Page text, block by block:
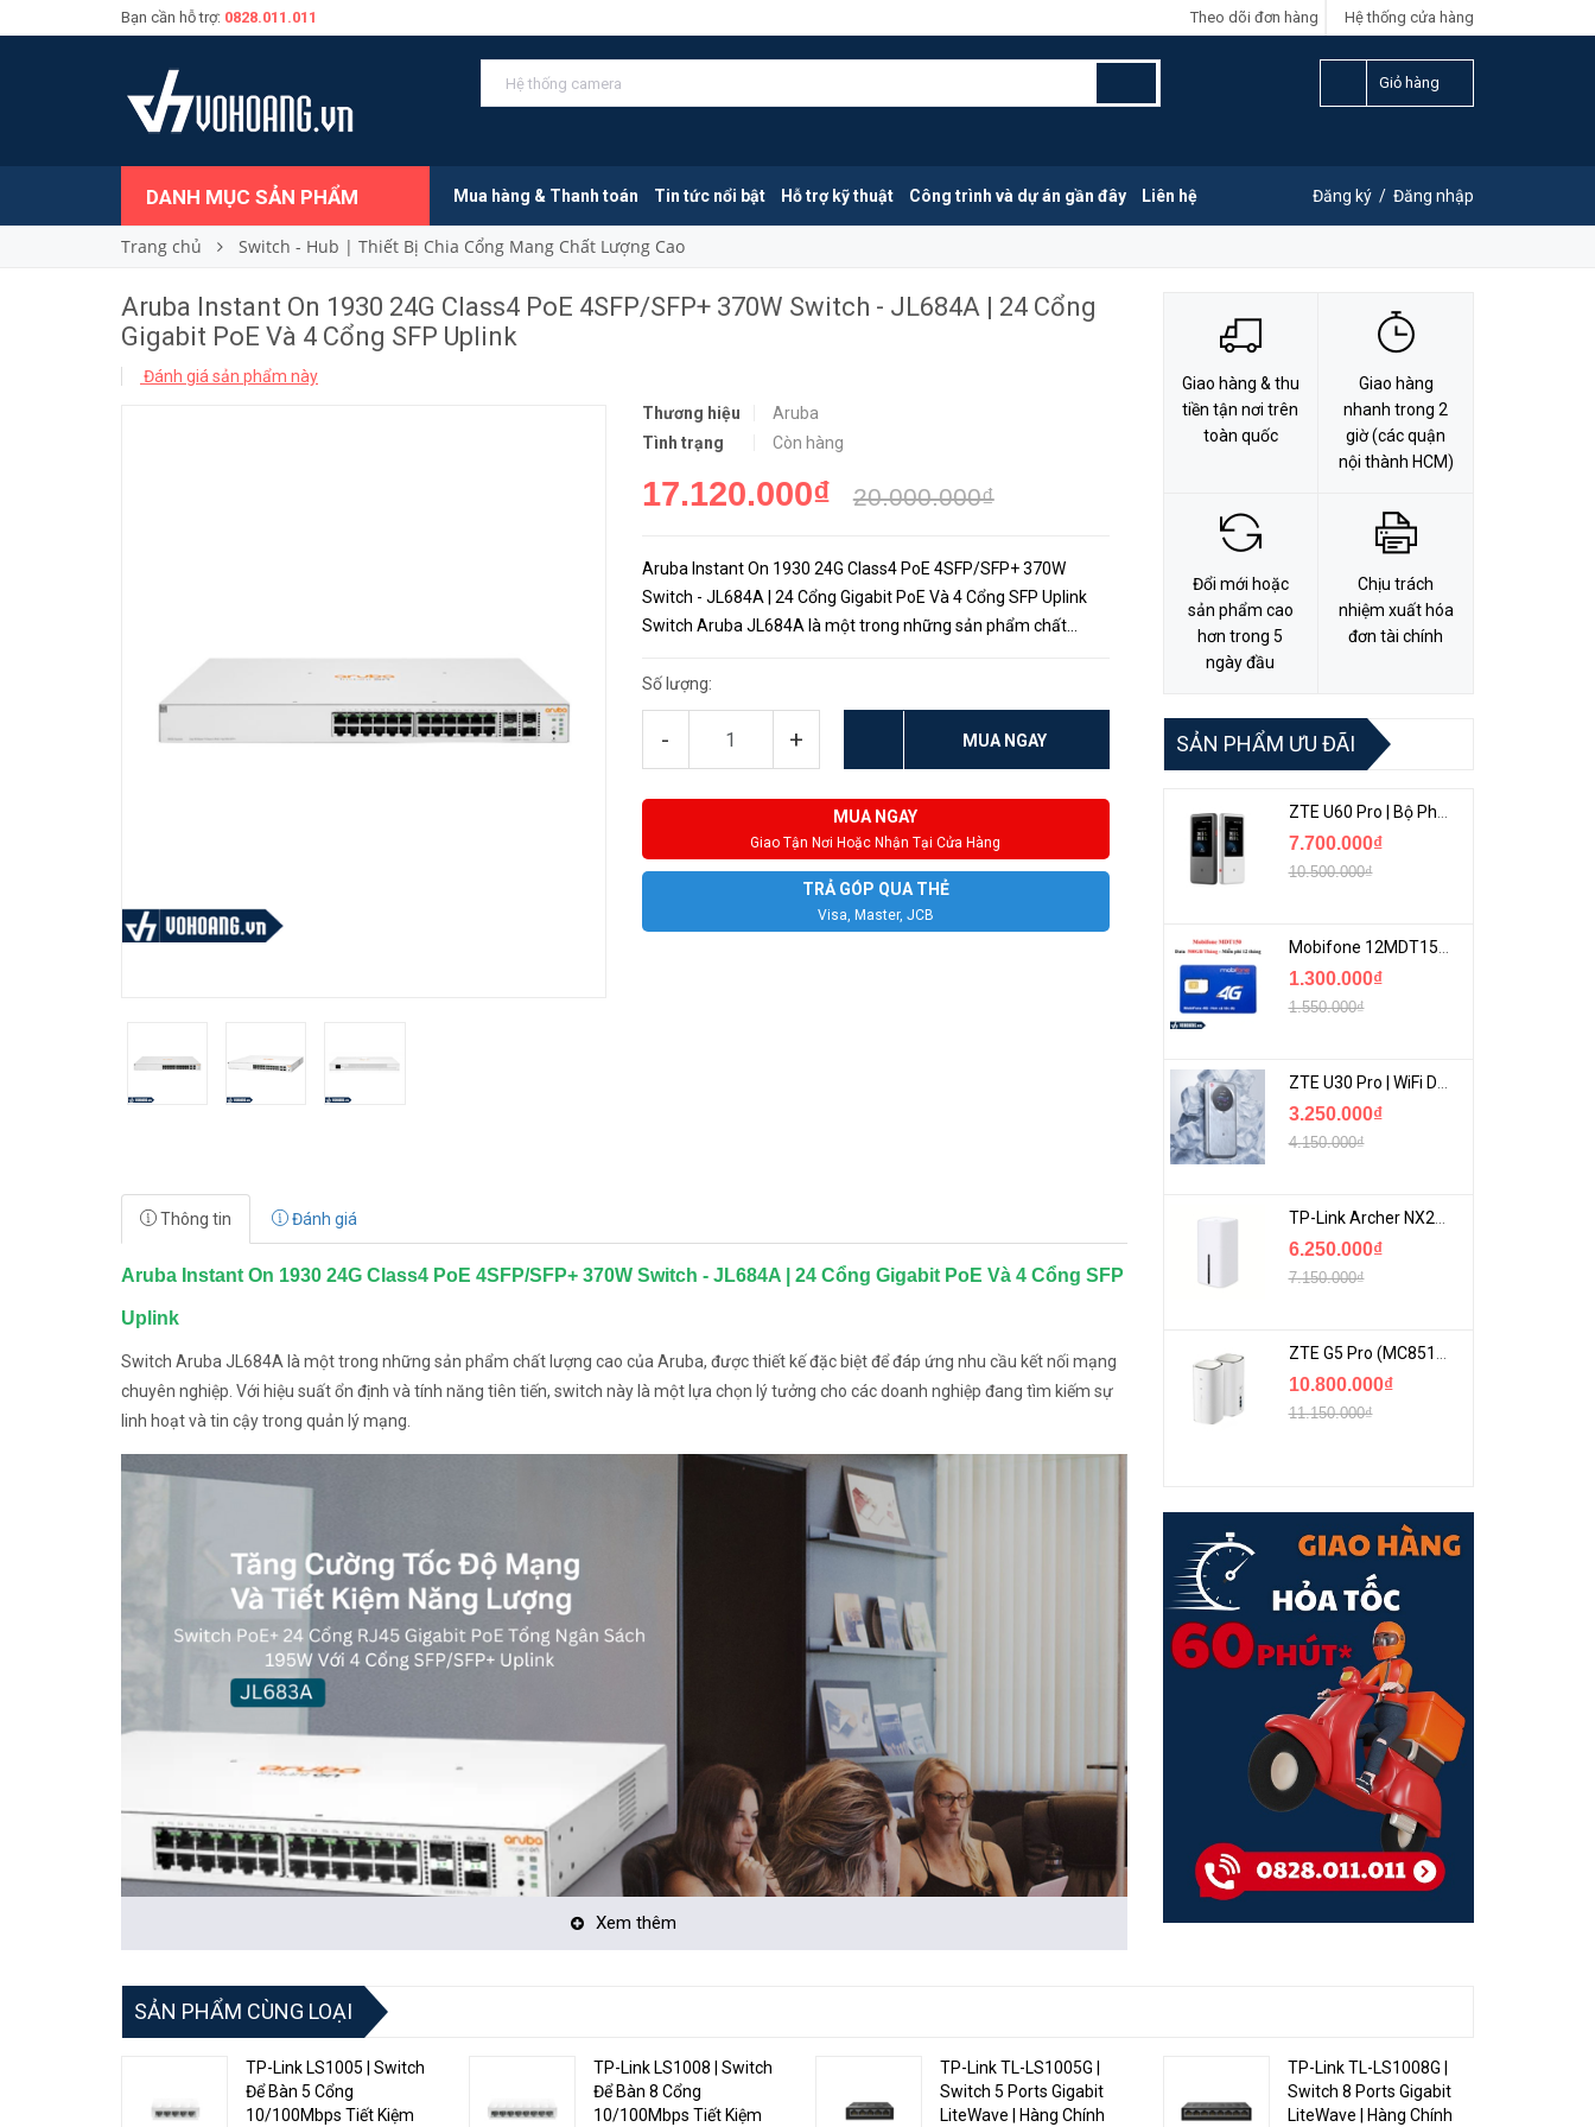
Bạn cần hỗ trợ: 0828.011.011 Hệ thống cửa hàng
Theo dõi đơn hàng
Giỏ hàng
DANH MỤC SẢN PHẨM Mua hàng & Thanh toán Tin tức nổi bật Hỗ trợ kỹ thuật Công trình và dự án gần đây Liên hệ Đăng ký / Đăng nhập
Trang chủ Switch - Hub | Thiết Bị Chia Cổng Mang Chất Lượng Cao
Aruba Instant On 1930 24G Class4 PoE 4SFP/SFP+ 370W Switch - JL684A | 24 Cổng
Gigabit PoE Và 4 Cổng SFP Uplink
Đánh giá sản phẩm này
Thương hiệu
Aruba
Tình trạng
Còn hàng
17.120.000₫ 20.000.000₫
Aruba Instant On 1930 24G Class4 PoE 4SFP/SFP+ 370W
Switch - JL684A | 24 Cổng Gigabit PoE Và 4 Cổng SFP Uplink
Switch Aruba JL684A là một trong những sản phẩm chất
cầu kết nối mạng ch...
Số lượng:
- + MUA NGAY
MUA NGAY
Giao Tận Nơi Hoặc Nhận Tại Cửa Hàng
TRẢ GÓP QUA THẺ
Visa, Master, JCB
MUA NGAY LIÊN HỆ ĐẶT HÀNG
Thông tin Đánh giá
Aruba Instant On 1930 24G Class4 PoE 4SFP/SFP+ 370W Switch - JL684A | 24 Cổng Gigabit PoE Và 4 Cổng SFP
Uplink
Switch Aruba JL684A là một trong những sản phẩm chất lượng cao của Aruba, được thiết kế đặc biệt để đáp ứng nhu cầu kết nối mạng
chuyên nghiệp. Với hiệu suất ổn định và tính năng tiên tiến, switch này là một lựa chọn lý tưởng cho các doanh nghiệp đang tìm kiếm sự
linh hoạt và tin cậy trong quản lý mạng.
2. Thông Số Nổi Bật:
Hiệu Suất Cao:- Với tốc độ truyền dữ liệu lên đến 1 Gigabit Ethernet và 10 Gigabit Ethernet, switch Aruba JL684A đảm bảo hiệu suất
mạng đỉnh cao cho các ứng dụng đòi hỏi băng thông lớn.
Khả Năng Mở Rộng:- Với 48 cổng Gigabit Ethernet và 4 cổng 10-Gigabit SFP+, switch này cung cấp khả năng mở rộng cho hệ thống
Xem thêm
Giao hàng & thu
tiền tận nơi trên
toàn quốc
Giao hàng
nhanh trong 2
giờ (các quận
nội thành HCM)
Đổi mới hoặc
sản phẩm cao
hơn trong 5
ngày đầu
Chịu trách
nhiệm xuất hóa
đơn tài chính
SẢN PHẨM ƯU ĐÃI
ZTE U60 Pro | Bộ Phát 5G Cầm Tay Tích Hợp Công Nghệ WiFi 7, Pin 10000mAh
7.700.000₫
10.500.000₫
Mobifone 12MDT150 | Sim Chuyên 4G Mobifone Dung Lượng Cao 500GB/Tháng Gói 1 Năm
1.300.000₫
1.550.000₫
ZTE U30 Pro | WiFi Di Động 5G Tốc Độ Lên Đến 500Mbps, Màn Hình Cảm Ứng
3.250.000₫
4.150.000₫
TP-Link Archer NX200 | Bộ Phát WiFi Dùng Sim 5G Tốc Độ Cao Mới FullBox
6.250.000₫
7.150.000₫
ZTE G5 Pro (MC8512) | Router 5G WiFi7 Be7200 Hỗ Trợ Băng Tần 6Ghz Cực Mạnh
10.800.000₫
11.150.000₫
SẢN PHẨM CÙNG LOẠI
TP-Link LS1005 | Switch
Để Bàn 5 Cổng
10/100Mbps Tiết Kiệm
TP-Link LS1008 | Switch
Để Bàn 8 Cổng
10/100Mbps Tiết Kiệm
TP-Link TL-LS1005G |
Switch 5 Ports Gigabit
LiteWave | Hàng Chính
TP-Link TL-LS1008G |
Switch 8 Ports Gigabit
LiteWave | Hàng Chính